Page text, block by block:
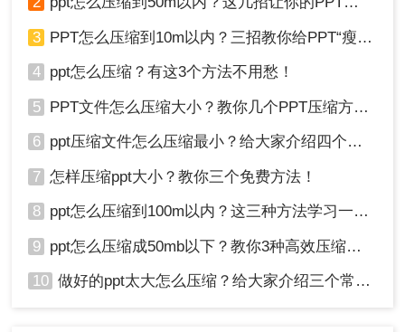
3 PPT怎么压缩到10m以内？三招教你给PPT“瘦身”！
4 ppt怎么压缩？有这3个方法不用愁！
5 PPT文件怎么压缩大小？教你几个PPT压缩方法！
6 ppt压缩文件怎么压缩最小？给大家介绍四个常用方法！
7 怎样压缩ppt大小？教你三个免费方法！
8 ppt怎么压缩到100m以内？这三种方法学习一下！
9 ppt怎么压缩成50mb以下？教你3种高效压缩方法！
10 做好的ppt太大怎么压缩？给大家介绍三个常用办法！